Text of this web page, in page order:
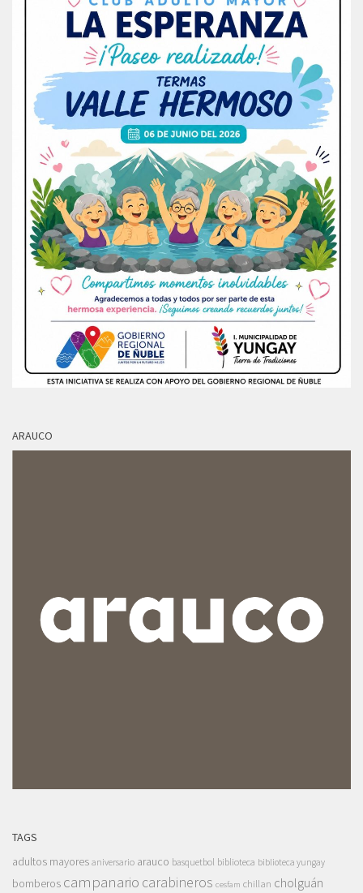
ARAUCO
TAGS
adultos mayores aniversario arauco basquetbol biblioteca biblioteca yungay
bomberos campanario carabineros cesfam chillan cholguán